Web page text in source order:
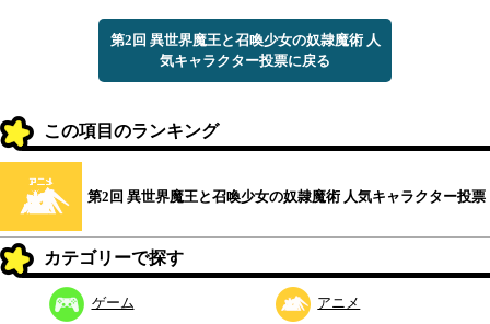
第2回 異世界魔王と召喚少女の奴隷魔術 人
気キャラクター投票に戻る
この項目のランキング
第2回 異世界魔王と召喚少女の奴隷魔術 人気キャラクター投票
カテゴリーで探す
ゲーム アニメ